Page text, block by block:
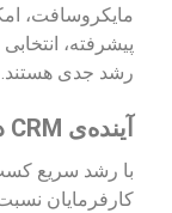
مایکروسافت،
پیشرفته،
رشد جدی هستند.
آینده‌ی CRM در اصفهان
با رشد سریع
کارفرمایان